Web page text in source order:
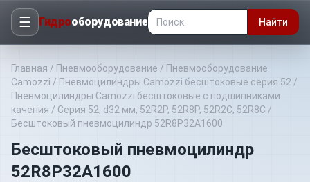
☰ Гидрооборудование Найти
Главная / Пневмооборудование / Пневмооборудование
Camozzi / Пневмоцилиндры Camozzi бесштоковые серия 52 /
Пневмоцилиндры Camozzi бесштоковые с подшипниками
качения / Серия 52, d32 мм, 52R2P, 52R8P, 52R2C, 52R8C /
Бесштоковый пневмоцилиндр 52R8P32A1600
Бесштоковый пневмоцилиндр
52R8P32A1600